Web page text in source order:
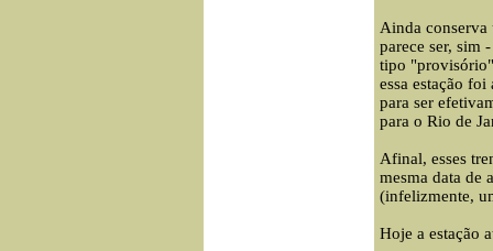
Ainda
parece ser, sim
tipo "provisório"
essa estação
para ser
para o Rio de
Afinal, esses
mesma data de
(infelizmente,
Hoje a estação